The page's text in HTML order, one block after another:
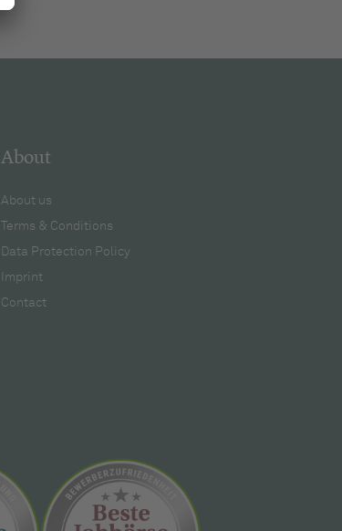
About
About us
Terms & Conditions
Data Protection Policy
Imprint
Contact